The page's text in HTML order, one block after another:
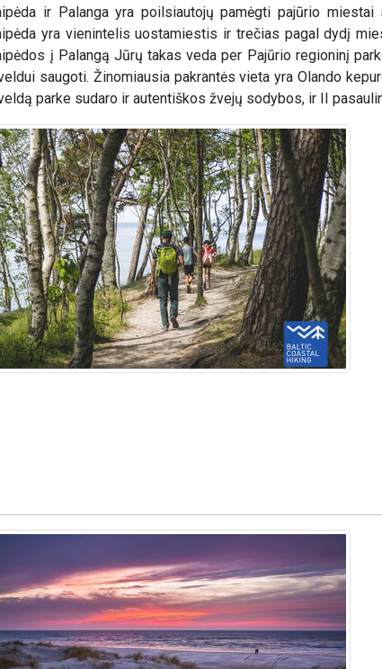
ir Palanga yra poilsiautojų pamėgti pajūrio
yra vienintelis uostamiestis ir trečias pagal dydį
į Palangą Jūrų takas veda per Pajūrio regioninį
saugoti. Žinomiausia pakrantės vieta yra Olando
parke sudaro ir autentiškos žvejų sodybos, ir II